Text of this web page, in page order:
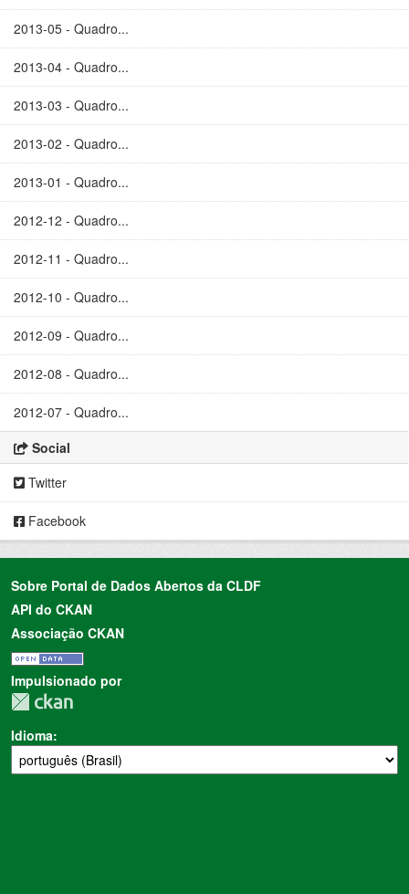
2013-05 - Quadro...
2013-04 - Quadro...
2013-03 - Quadro...
2013-02 - Quadro...
2013-01 - Quadro...
2012-12 - Quadro...
2012-11 - Quadro...
2012-10 - Quadro...
2012-09 - Quadro...
2012-08 - Quadro...
2012-07 - Quadro...
Social
Twitter
Facebook
Sobre Portal de Dados Abertos da CLDF
API do CKAN
Associação CKAN
Impulsionado por
Idioma